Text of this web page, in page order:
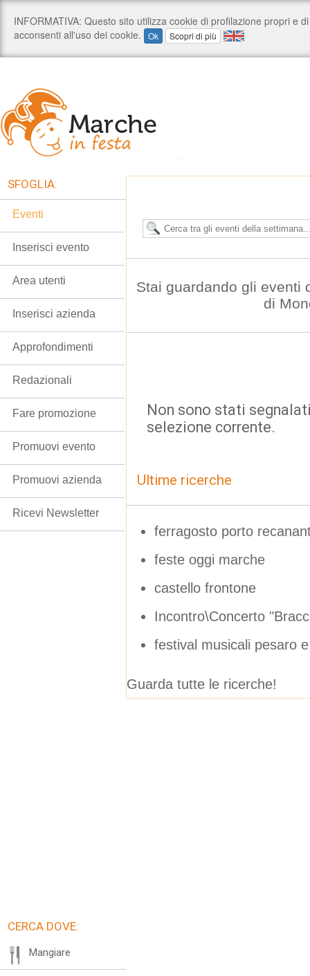
Stai guardando gli eventi
di
Non sono stati
selezione corrente.
Ultime ricerche
ferragosto porto
feste oggi marche
castello frontone
Incontro\Concerto
festival musicali pesaro
Guarda tutte le ricerche!
SFOGLIA:
Eventi
Inserisci evento
Area utenti
Inserisci azienda
Approfondimenti
Redazionali
Fare promozione
Promuovi evento
Promuovi azienda
Ricevi Newsletter
CERCA DOVE:
Mangiare